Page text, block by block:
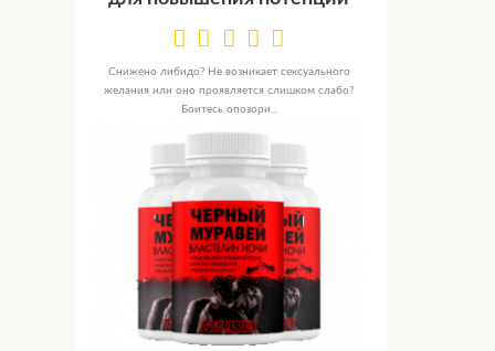
Снижено либидо? Не возникает сексуального
желания или оно проявляется слишком слабо?
Боитесь опозори...